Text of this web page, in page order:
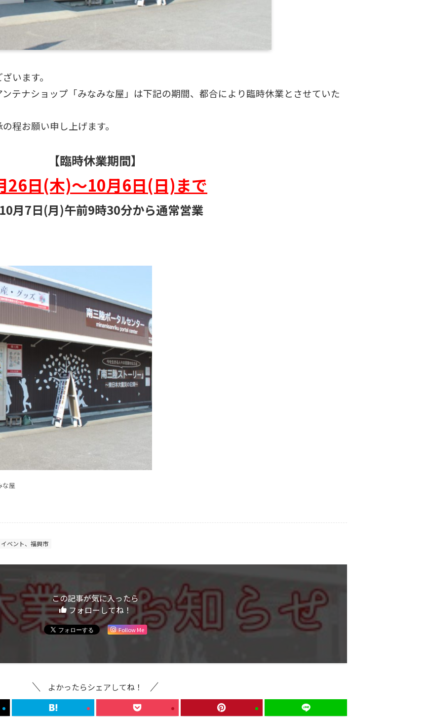
います。
テナショップ「みなみな屋」は下記の期間、都合により臨時休業とさせていた
程お願い申し上げます。
【臨時休業期間】
26日(木)～10月6日(日)まで
月7日(月)午前9時30分から通常営業
な屋
ベント、福興市
この記事が気に入ったら
フォローしてね！
Follow Me
よかったらシェアしてね！